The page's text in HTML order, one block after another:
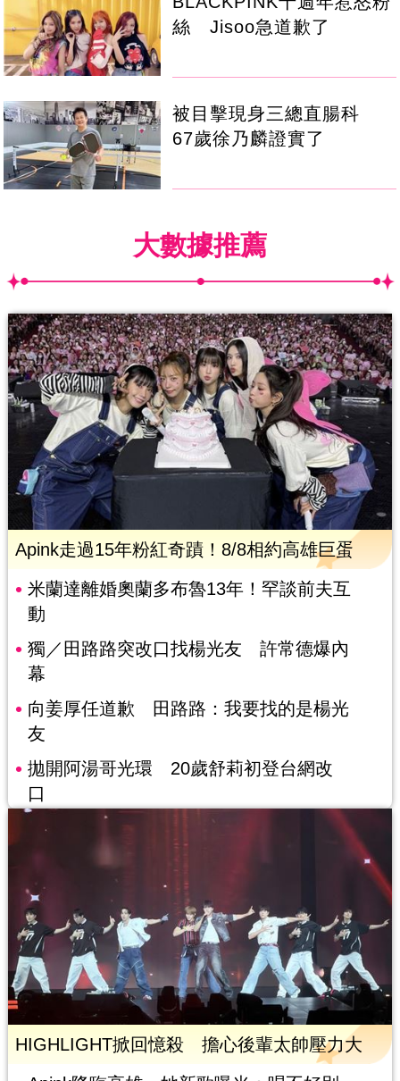
絲 Jisoo急道歉了
被目擊現身三總直腸科
67歲徐乃麟證實了
大數據推薦
Apink走過15年粉紅奇蹟！8/8相約高雄巨蛋
米蘭達離婚奧蘭多布魯13年！罕談前夫互
動
獨／田路路突改口找楊光友 許常德爆內
幕
向姜厚任道歉 田路路：我要找的是楊光
友
拋開阿湯哥光環 20歲舒莉初登台網改
口
HIGHLIGHT掀回憶殺 擔心後輩太帥壓力大